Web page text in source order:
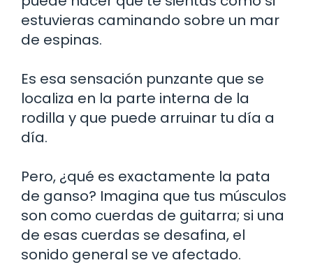
estuvieras caminando sobre un mar
de espinas.
Es esa sensación punzante que se
localiza en la parte interna de la
rodilla y que puede arruinar tu día a
día.
Pero, ¿qué es exactamente la pata
de ganso? Imagina que tus músculos
son como cuerdas de guitarra; si una
de esas cuerdas se desafina, el
sonido general se ve afectado.